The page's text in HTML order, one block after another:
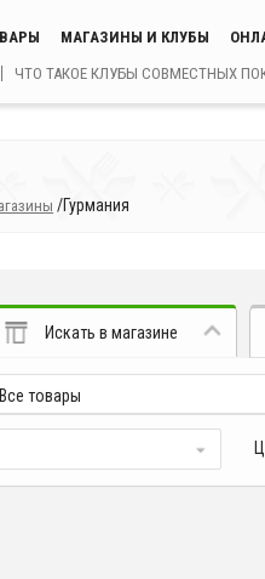
МАГАЗИНЫ И КЛУБЫ
ЧТО ТАКОЕ КЛУБЫ СОВМЕСТНЫХ
/Гурмания
Искать в магазине
Все товары